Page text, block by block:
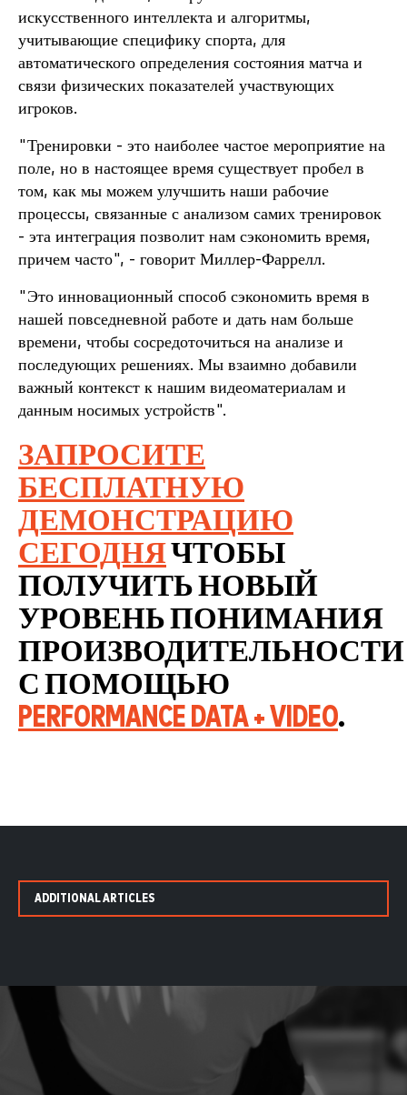
искусственного интеллекта и алгоритмы,
учитывающие специфику спорта, для
автоматического определения состояния матча и
связи физических показателей участвующих
игроков.
"Тренировки - это наиболее частое мероприятие на
поле, но в настоящее время существует пробел в
том, как мы можем улучшить наши рабочие
процессы, связанные с анализом самих тренировок
- эта интеграция позволит нам сэкономить время,
причем часто", - говорит Миллер-Фаррелл.
"Это инновационный способ сэкономить время в
нашей повседневной работе и дать нам больше
времени, чтобы сосредоточиться на анализе и
последующих решениях. Мы взаимно добавили
важный контекст к нашим видеоматериалам и
данным носимых устройств".
ЗАПРОСИТЕ
БЕСПЛАТНУЮ
ДЕМОНСТРАЦИЮ
СЕГОДНЯЧТОБЫ
ПОЛУЧИТЬ НОВЫЙ
УРОВЕНЬ ПОНИМАНИЯ
ПРОИЗВОДИТЕЛЬНОСТИ
С ПОМОЩЬЮ
PERFORMANCE DATA + VIDEO.
ADDITIONAL ARTICLES